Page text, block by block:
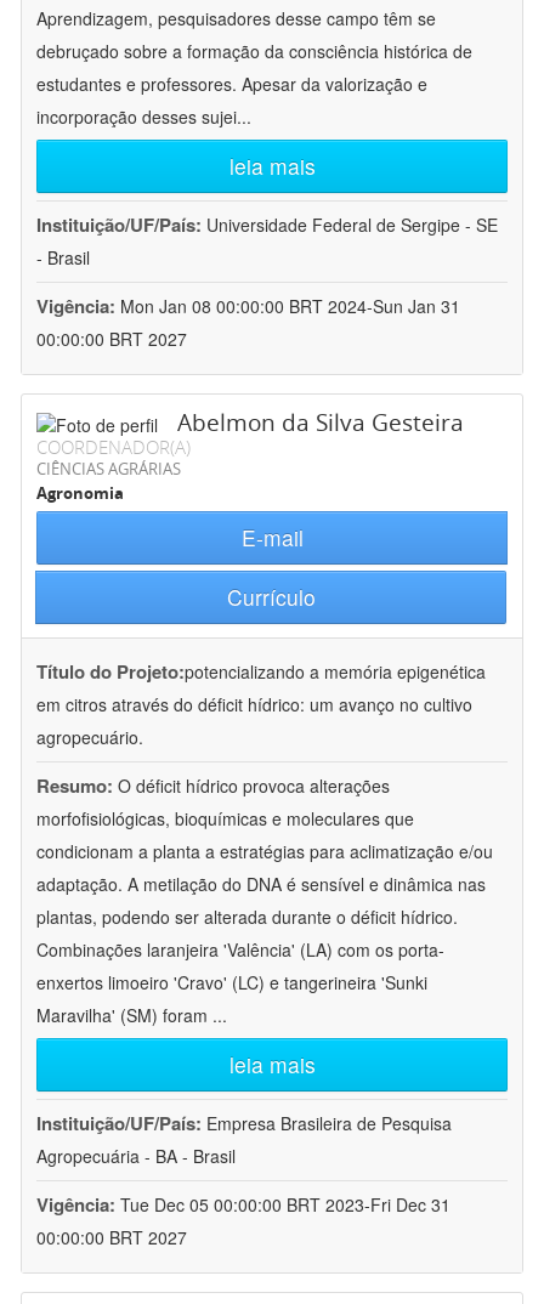
Aprendizagem, pesquisadores desse campo têm se
debruçado sobre a formação da consciência histórica de
estudantes e professores. Apesar da valorização e
incorporação desses sujei...
leia mais
Instituição/UF/País: Universidade Federal de Sergipe - SE
- Brasil
Vigência: Mon Jan 08 00:00:00 BRT 2024-Sun Jan 31
00:00:00 BRT 2027
Abelmon da Silva Gesteira
COORDENADOR(A)
CIÊNCIAS AGRÁRIAS
Agronomia
E-mail
Currículo
Título do Projeto:potencializando a memória epigenética
em citros através do déficit hídrico: um avanço no cultivo
agropecuário.
Resumo: O déficit hídrico provoca alterações
morfofisiológicas, bioquímicas e moleculares que
condicionam a planta a estratégias para aclimatização e/ou
adaptação. A metilação do DNA é sensível e dinâmica nas
plantas, podendo ser alterada durante o déficit hídrico.
Combinações laranjeira 'Valência' (LA) com os porta-
enxertos limoeiro 'Cravo' (LC) e tangerineira 'Sunki
Maravilha' (SM) foram ...
leia mais
Instituição/UF/País: Empresa Brasileira de Pesquisa
Agropecuária - BA - Brasil
Vigência: Tue Dec 05 00:00:00 BRT 2023-Fri Dec 31
00:00:00 BRT 2027